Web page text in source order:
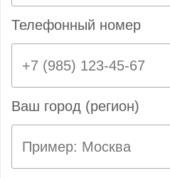
Телефонный номер
Ваш город (регион)